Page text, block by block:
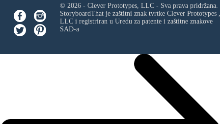
© 2026 - Clever Prototypes, LLC - Sva prava pridržana.
StoryboardThat je zaštitni znak tvrtke Clever Prototypes ,
LLCi registriran u Uredu za patente i zaštitne znakove
SAD-a